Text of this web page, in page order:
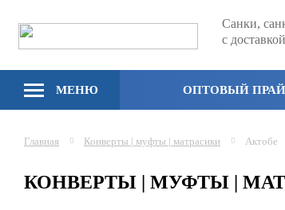
Санки,
с
МЕНЮ ОПТОВЫЙ
Главная Конверты | муфты | матрасики Актобе
КОНВЕРТЫ | МУФТЫ |